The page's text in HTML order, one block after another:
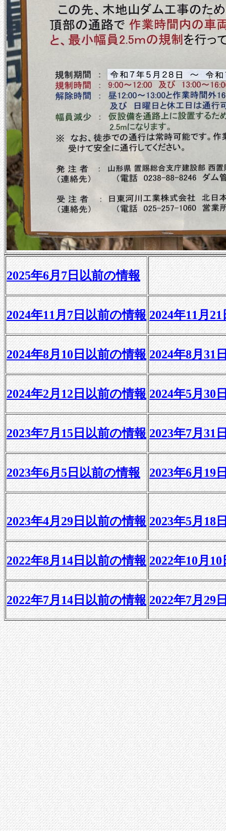
2025年6月7日以前の情報
2024年11月7日以前の情報 2024年11月
2024年8月10日以前の情報 2024年8月31
2024年2月12日以前の情報 2024年5月30
2023年7月15日以前の情報 2023年7月31
2023年6月5日以前の情報 2023年6月19
2023年4月29日以前の情報 2023年5月18
2022年8月14日以前の情報 2022年10月
2022年7月14日以前の情報 2022年7月29